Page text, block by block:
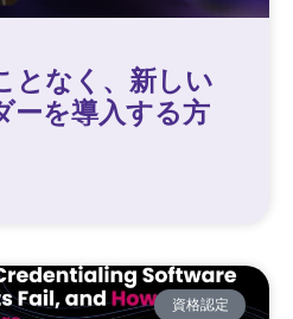
となく、新しい
ーを導入する方
資格認定